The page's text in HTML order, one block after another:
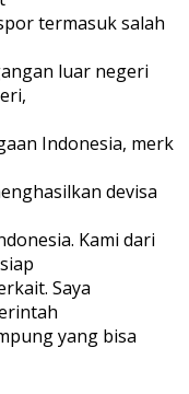
termasuk salah
luar negeri
Indonesia, merk
devisa
Kami dari
Saya
yang bisa